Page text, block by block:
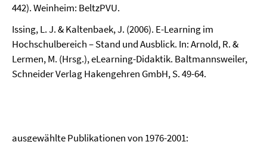
442). Weinheim: BeltzPVU.
Issing, L. J. & Kaltenbaek, J. (2006). E-Learning im
Hochschulbereich – Stand und Ausblick. In: Arnold, R. &
Lermen, M. (Hrsg.), eLearning-Didaktik. Baltmannsweiler,
Schneider Verlag Hakengehren GmbH, S. 49-64.
ausgewählte Publikationen von 1976-2001: